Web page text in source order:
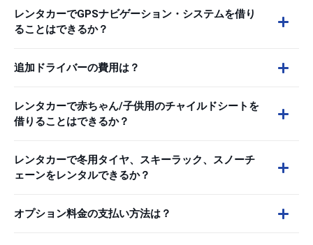
レンタカーでGPSナビゲーション・システムを借り
ることはできるか？
追加ドライバーの費用は？
レンタカーで赤ちゃん/子供用のチャイルドシートを
借りることはできるか？
レンタカーで冬用タイヤ、スキーラック、スノーチ
ェーンをレンタルできるか？
オプション料金の支払い方法は？